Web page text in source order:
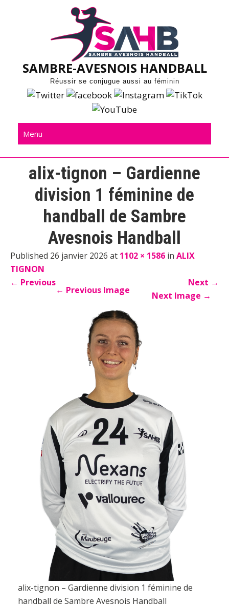
SAMBRE-AVESNOIS HANDBALL
Réussir se conjugue aussi au féminin
Menu
alix-tignon – Gardienne
division 1 féminine de
handball de Sambre
Avesnois Handball
Published 26 janvier 2026 at 1102 × 1586 in ALIX
TIGNON
← Previous Next →
← Previous Image Next Image →
alix-tignon – Gardienne division 1 féminine de
handball de Sambre Avesnois Handball